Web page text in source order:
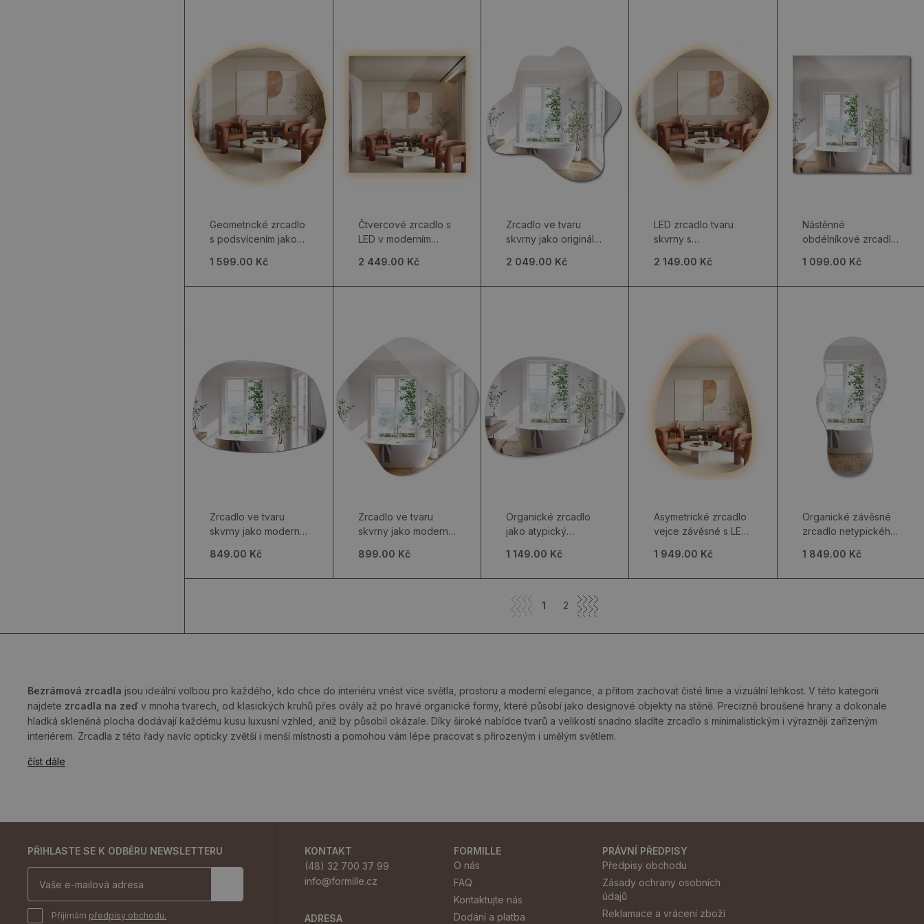
Geometrické zrcadlo
s podsvícením jako
prvek
1 599.00 Kč
Čtvercové zrcadlo s
LED v moderním
2 449.00 Kč
Zrcadlo ve tvaru
skvrny jako originální
2 049.00 Kč
LED zrcadlo tvaru
skvrny s
2 149.00 Kč
Nástěnné
obdélníkové zrcadlo
rámu
1 099.00 Kč
Zrcadlo ve tvaru
skvrny jako moderní
849.00 Kč
Zrcadlo ve tvaru
skvrny jako moderní
899.00 Kč
Organické zrcadlo
jako atypický
1 149.00 Kč
Asymetrické zrcadlo
vejce závěsné s LED
1 949.00 Kč
Organické závěsné
zrcadlo netypického
1 849.00 Kč
1 2
Bezrámová zrcadla jsou ideální volbou pro každého, kdo chce do interiéru vnést více světla, prostoru a moderní elegance, a přitom zachovat čisté linie a vizuální lehkost. V této kategorii
najdete zrcadla na zeď v mnoha tvarech, od klasických kruhů přes ovály až po hravé organické formy, které působí jako designové objekty na stěně. Precizně broušené hrany a dokonale
hladká skleněná plocha dodávají každému kusu luxusní vzhled, aniž by působil okázale. Díky široké nabídce tvarů a velikostí snadno sladíte zrcadlo s minimalistickým i výrazněji zařízeným
interiérem. Zrcadla z této řady navíc opticky zvětší i menší místnosti a pomohou vám lépe pracovat s přirozeným i umělým světlem.
číst dále
PŘIHLASTE SE K ODBĚRU NEWSLETTERU
Přijímám předpisy obchodu.
KONTAKT
(48) 32 700 37 99
info@formille.cz
ADRESA
FORMILLE
O nás
FAQ
Kontaktujte nás
Dodání a platba
PRÁVNÍ PŘEDPISY
Předpisy obchodu
Zásady ochrany osobních
údajů
Reklamace a vrácení zboží